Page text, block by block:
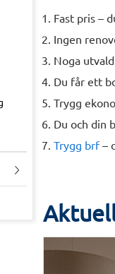
Fast pris –
Ingen
Noga
Du får ett
Trygg
Du och din
Trygg brf–